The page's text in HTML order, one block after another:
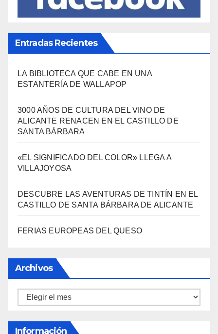
LA BIBLIOTECA QUE CABE EN UNA
ESTANTERÍA DE WALLAPOP
3000 AÑOS DE CULTURA DEL VINO DE
ALICANTE RENACEN EN EL CASTILLO DE
«EL SIGNIFICADO DEL COLOR» LLEGA A
FERIAS EUROPEAS DEL QUESO